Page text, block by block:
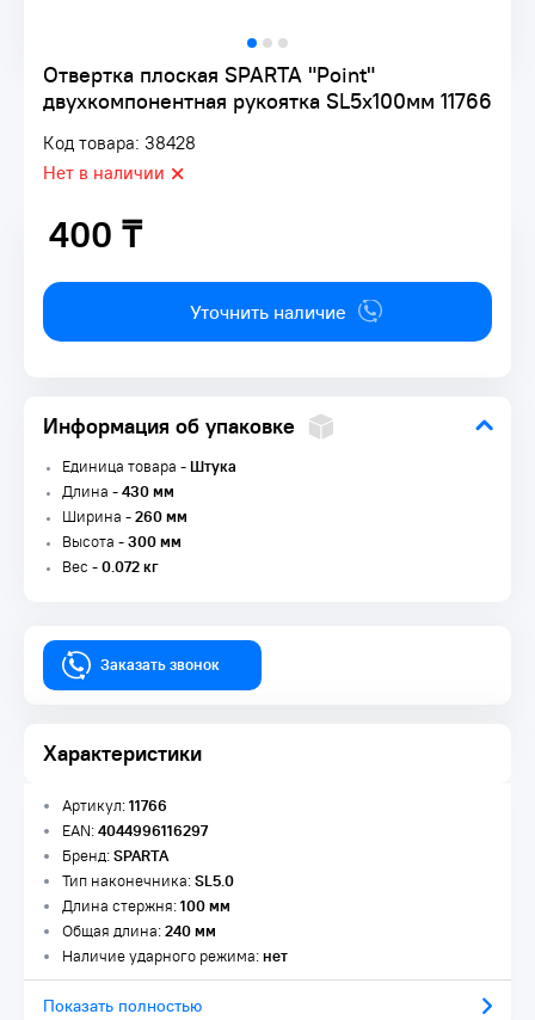
Отвертка плоская SPARTA "Point"
двухкомпонентная рукоятка SL5х100мм 11766
Код товара: 38428
Нет в наличии
400 ₸
400 ₸
Уточнить наличие
Информация об упаковке
Единица товара -Штука
Длина -430 мм
Ширина -260 мм
Высота -300 мм
Вес -0.072 кг
Заказать звонок
Характеристики
Артикул:11766
EAN:4044996116297
Бренд:SPARTA
Тип наконечника:SL5.0
Длина стержня:100 мм
Общая длина:240 мм
Наличие ударного режима:нет
Показать полностью